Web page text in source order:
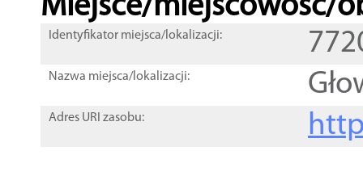
Miejsce/miejscowość/
Identyfikator miejsca/lokalizacji:
Nazwa miejsca/lokalizacji:
Adres URI zasobu: